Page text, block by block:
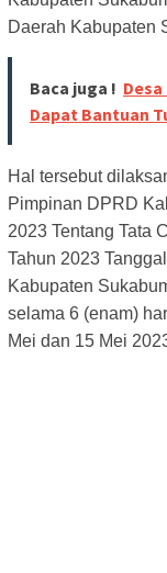
Daerah Kabupaten
Baca juga ! Desa
Dapat Bantuan
Hal tersebut
Pimpinan DPRD
2023 Tentang Tata
Tahun 2023
Kabupaten
selama 6 (enam)
Mei dan 15 Mei